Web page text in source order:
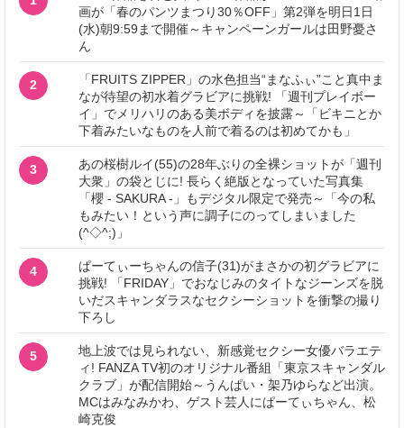
画が「春のパンツまつり30％OFF」第2弾を明日1日
(水)朝9:59まで開催～キャンペーンガールは田野憂さ
ん
2
「FRUITS ZIPPER」の水色担当“まなふぃ”こと真中ま
なが待望の初水着グラビアに挑戦! 「週刊プレイボー
イ」でメリハリのある美ボディを披露～「ビキニとか
下着みたいなものを人前で着るのは初めてかも」
3
あの桜樹ルイ(55)の28年ぶりの全裸ショットが「週刊
大衆」の袋とじに! 長らく絶版となっていた写真集
「櫻 - SAKURA -」もデジタル限定で発売～「今の私
もみたい！という声に調子にのってしまいました
(^◇^;)」
4
ぱーてぃーちゃんの信子(31)がまさかの初グラビアに
挑戦! 「FRIDAY」でおなじみのタイトなジーンズを脱
いだスキャンダラスなセクシーショットを衝撃の撮り
下ろし
5
地上波では見られない、新感覚セクシー女優バラエテ
ィ! FANZA TV初のオリジナル番組「東京スキャンダル
クラブ」が配信開始～うんぱい・架乃ゆらなど出演。
MCはみなみかわ、ゲスト芸人にぱーてぃちゃん、松
崎克俊